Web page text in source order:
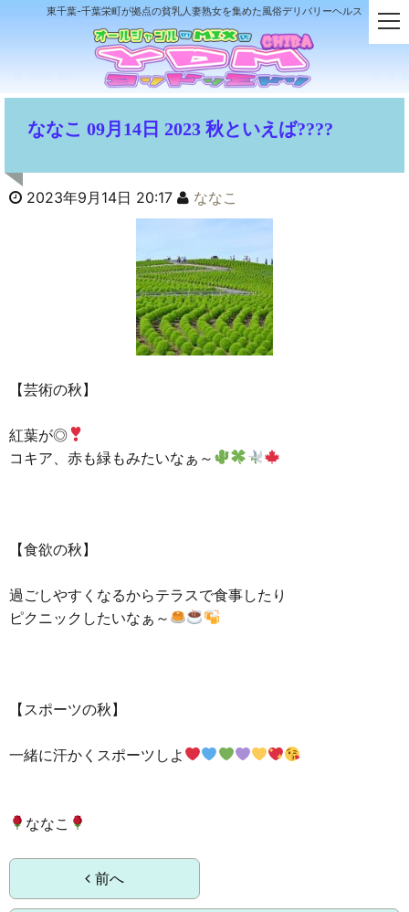
東千葉-千葉栄町が拠点の貧乳人妻熟女を集めた風俗デリバリーヘルス
ななこ 09月14日 2023 秋といえば????
2023年9月14日 20:17 ななこ
【芸術の秋】
紅葉が◎
コキア、赤も緑もみたいなぁ～
【食欲の秋】
過ごしやすくなるからテラスで食事したり
ピクニックしたいなぁ～
【スポーツの秋】
一緒に汗かくスポーツしよ
ななこ
前へ
t
o
l
v